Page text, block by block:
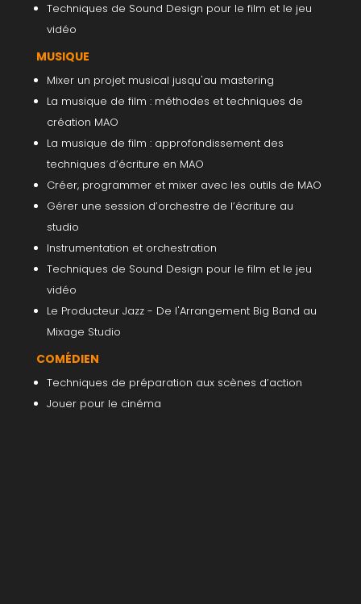
Techniques de Sound Design pour le film et le jeu
vidéo
MUSIQUE
Mixer un projet musical jusqu'au mastering
La musique de film : méthodes et techniques de
création MAO
La musique de film : approfondissement des
techniques d’écriture en MAO
Créer, programmer et mixer avec les outils de MAO
Gérer une session d’orchestre de l’écriture au
studio
Instrumentation et orchestration
Techniques de Sound Design pour le film et le jeu
vidéo
Le Producteur Jazz - De l'Arrangement Big Band au
Mixage Studio
COMÉDIEN
Techniques de préparation aux scènes d’action
Jouer pour le cinéma